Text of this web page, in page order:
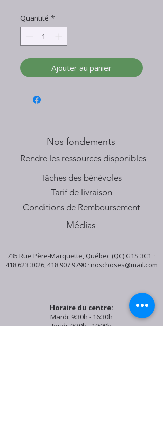
Quantité *
Ajouter au panier
Nos fondements
​Rendre les ressources disponibles
Tâches des bénévoles
Tarif de livraison
Conditions de Remboursement
Médias
735 Rue Père-Marquette, Québec (QC) G1S 3C1 ·
418 623 3026,418 907 9790· noschoses@mail.com
Horaire du centre:
Mardi: 9:30h - 16:30h
Jeudi: 9:30h - 19:00h